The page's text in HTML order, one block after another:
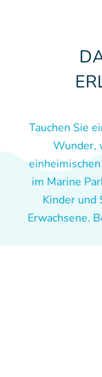
Tauchen Sie
Wunder,
im Marine
Kinder und
Erwachsene.